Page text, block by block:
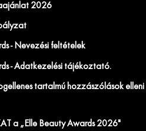
2026
- Nevezési feltételek
- Adatkezelési tájékoztató.
tartalmú hozzászólások elleni
a „Elle Beauty Awards 2026"